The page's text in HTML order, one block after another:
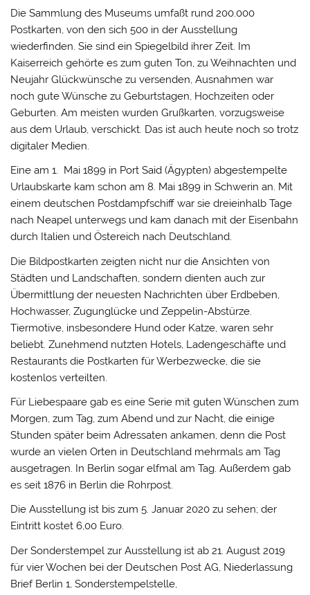
Die Sammlung des Museums umfaßt rund 200.000
Postkarten, von den sich 500 in der Ausstellung
wiederfinden. Sie sind ein Spiegelbild ihrer Zeit. Im
Kaiserreich gehörte es zum guten Ton, zu Weihnachten und
Neujahr Glückwünsche zu versenden, Ausnahmen war
noch gute Wünsche zu Geburtstagen, Hochzeiten oder
Geburten. Am meisten wurden Grußkarten, vorzugsweise
aus dem Urlaub, verschickt. Das ist auch heute noch so trotz
digitaler Medien.
Eine am 1. Mai 1899 in Port Said (Ägypten) abgestempelte
Urlaubskarte kam schon am 8. Mai 1899 in Schwerin an. Mit
einem deutschen Postdampfschiff war sie dreieinhalb Tage
nach Neapel unterwegs und kam danach mit der Eisenbahn
durch Italien und Östereich nach Deutschland.
Die Bildpostkarten zeigten nicht nur die Ansichten von
Städten und Landschaften, sondern dienten auch zur
Übermittlung der neuesten Nachrichten über Erdbeben,
Hochwasser, Zugunglücke und Zeppelin-Abstürze.
Tiermotive, insbesondere Hund oder Katze, waren sehr
beliebt. Zunehmend nutzten Hotels, Ladengeschäfte und
Restaurants die Postkarten für Werbezwecke, die sie
kostenlos verteilten.
Für Liebespaare gab es eine Serie mit guten Wünschen zum
Morgen, zum Tag, zum Abend und zur Nacht, die einige
Stunden später beim Adressaten ankamen, denn die Post
wurde an vielen Orten in Deutschland mehrmals am Tag
ausgetragen. In Berlin sogar elfmal am Tag. Außerdem gab
es seit 1876 in Berlin die Rohrpost.
Die Ausstellung ist bis zum 5. Januar 2020 zu sehen; der
Eintritt kostet 6,00 Euro.
Der Sonderstempel zur Ausstellung ist ab 21. August 2019
für vier Wochen bei der Deutschen Post AG, Niederlassung
Brief Berlin 1, Sonderstempelstelle,